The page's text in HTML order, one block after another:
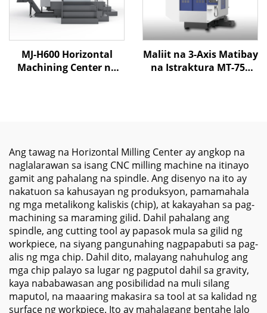
MJ-H600 Horizontal
Machining Center na
Maliit na 3-Axis Matibay
na Istraktura MT-750
Ang tawag na Horizontal Milling Center ay angkop na
naglalarawan sa isang CNC milling machine na itinayo
gamit ang pahalang na spindle. Ang disenyo na ito ay
nakatuon sa kahusayan ng produksyon, pamamahala
ng mga metalikong kaliskis (chip), at kakayahan sa pag-
machining sa maraming gilid. Dahil pahalang ang
spindle, ang cutting tool ay papasok mula sa gilid ng
workpiece, na siyang pangunahing nagpapabuti sa pag-
alis ng mga chip. Dahil dito, malayang nahuhulog ang
mga chip palayo sa lugar ng pagputol dahil sa gravity,
kaya nababawasan ang posibilidad na muli silang
maputol, na maaaring makasira sa tool at sa kalidad ng
surface ng workpiece. Ito ay mahalagang bentahe lalo